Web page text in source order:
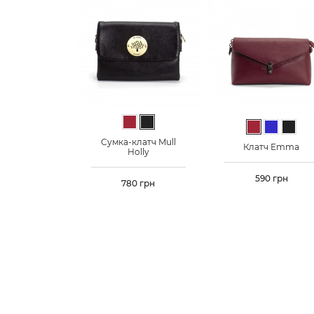
Сумка-клатч Mull
Holly
Ціна
780 грн
Клатч Emma
Ціна
590 грн